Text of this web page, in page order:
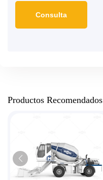
Productos Recomendados